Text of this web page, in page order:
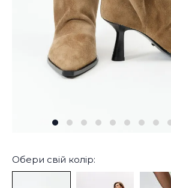
Обери свій колір: